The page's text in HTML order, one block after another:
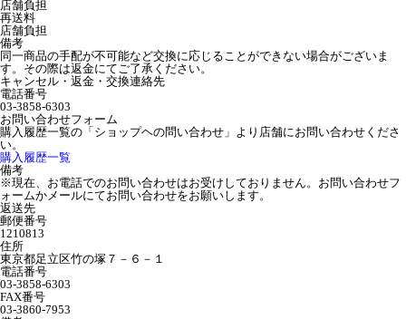
店舗負担
再送料
店舗負担
備考
同一商品の手配が不可能など交換に応じることができない場合がございま
す。その際は返金にてご了承ください。
キャンセル・返金・交換連絡先
電話番号
03-3858-6303
お問い合わせフォーム
購入履歴一覧の「ショップヘの問い合わせ」より店舗にお問い合わせくださ
い。
購入履歴一覧
備考
※現在、お電話でのお問い合わせはお受けしておりません。お問い合わせフ
ォームかメールにてお問い合わせをお願いします。
返送先
郵便番号
1210813
住所
東京都足立区竹の塚７－６－１
電話番号
03-3858-6303
FAX番号
03-3860-7953